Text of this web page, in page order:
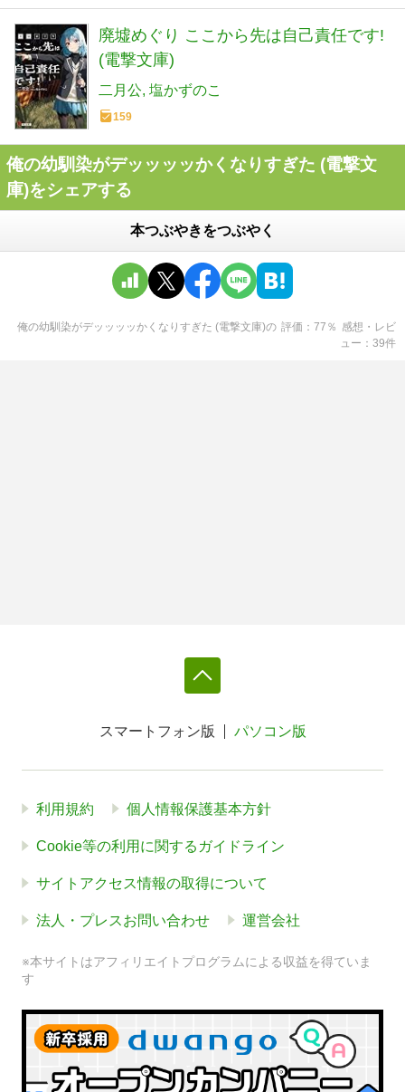
廃墟めぐり ここから先は自己責任です!
(電撃文庫)
二月公 塩かずのこ
159
俺の幼馴染がデッッッッかくなりすぎた (電撃文
庫)をシェアする
本つぶやきをつぶやく
俺の幼馴染がデッッッッかくなりすぎた (電撃文庫)の 評価 77 ％ 感想・レビ
ュー
39件
スマートフォン版 パソコン版
利用規約 個人情報保護基本方針
Cookie等の利用に関するガイドライン
サイトアクセス情報の取得について
法人・プレスお問い合わせ 運営会社
※本サイトはアフィリエイトプログラムによる収益を得ていま
す